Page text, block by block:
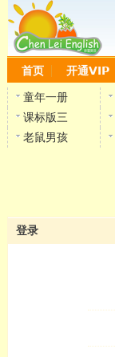
首页 开通VIP
童年一册
课标版三
老鼠男孩
登录